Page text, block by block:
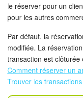
le réserver pour un
pour les autres
Par défaut, la
modifiée. La
transaction est
Comment réserver un
Trouver les